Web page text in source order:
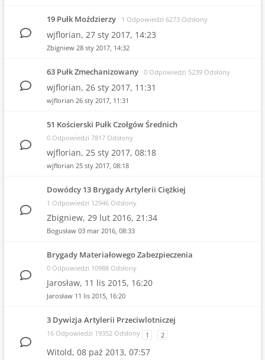
19 Pułk Moździerzy 1 Odpowiedzi 6273 Odsłony
wjflorian, 27 sty 2017, 14:23
Zbigniew 28 sty 2017, 14:32
63 Pułk Zmechanizowany 0 Odpowiedzi 5239 Odsłony
wjflorian, 26 sty 2017, 11:31
wjflorian 26 sty 2017, 11:31
51 Kościerski Pułk Czołgów Średnich
0 Odpowiedzi 7817 Odsłony
wjflorian, 25 sty 2017, 08:18
wjflorian 25 sty 2017, 08:18
Dowódcy 13 Brygady Artylerii Ciężkiej
1 Odpowiedzi 12946 Odsłony
Zbigniew, 29 lut 2016, 21:34
Bogusław 03 mar 2016, 08:33
Brygady Materiałowego Zabezpieczenia
0 Odpowiedzi 10988 Odsłony
Jarosław, 11 lis 2015, 16:20
Jarosław 11 lis 2015, 16:20
3 Dywizja Artylerii Przeciwlotniczej
16 Odpowiedzi 19352 Odsłony 1 2
Witold, 08 paź 2013, 07:57